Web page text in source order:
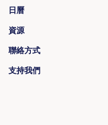
日曆
資源
聯絡方式
支持我們